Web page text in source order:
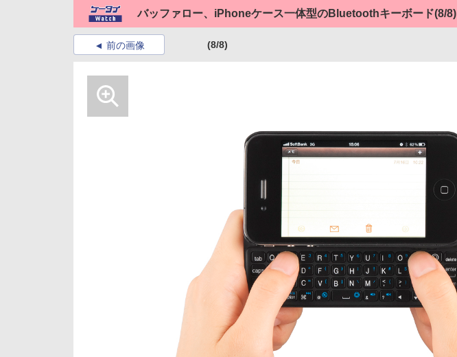
バッファロー、iPhoneケース一体型のBluetoothキーボード(8/8)
前の画像 (8/8)